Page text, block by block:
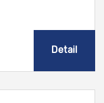
Detail